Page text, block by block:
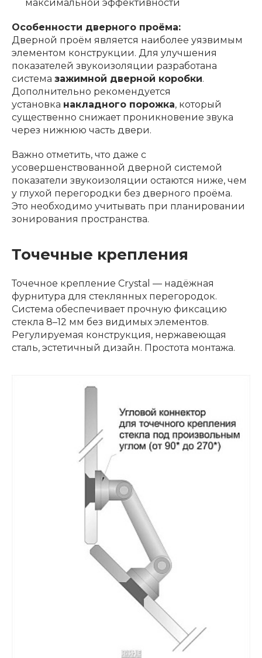
максимальной эффективности
Особенности дверного проёма:
Дверной проём является наиболее уязвимым
элементом конструкции. Для улучшения
показателей звукоизоляции разработана
система зажимной дверной коробки.
Дополнительно рекомендуется
установка накладного порожка, который
существенно снижает проникновение звука
через нижнюю часть двери.
Важно отметить, что даже с
усовершенствованной дверной системой
показатели звукоизоляции остаются ниже, чем
у глухой перегородки без дверного проёма.
Это необходимо учитывать при планировании
зонирования пространства.
Точечные крепления
Точечное крепление Crystal — надёжная
фурнитура для стеклянных перегородок.
Система обеспечивает прочную фиксацию
стекла 8–12 мм без видимых элементов.
Регулируемая конструкция, нержавеющая
сталь, эстетичный дизайн. Простота монтажа.